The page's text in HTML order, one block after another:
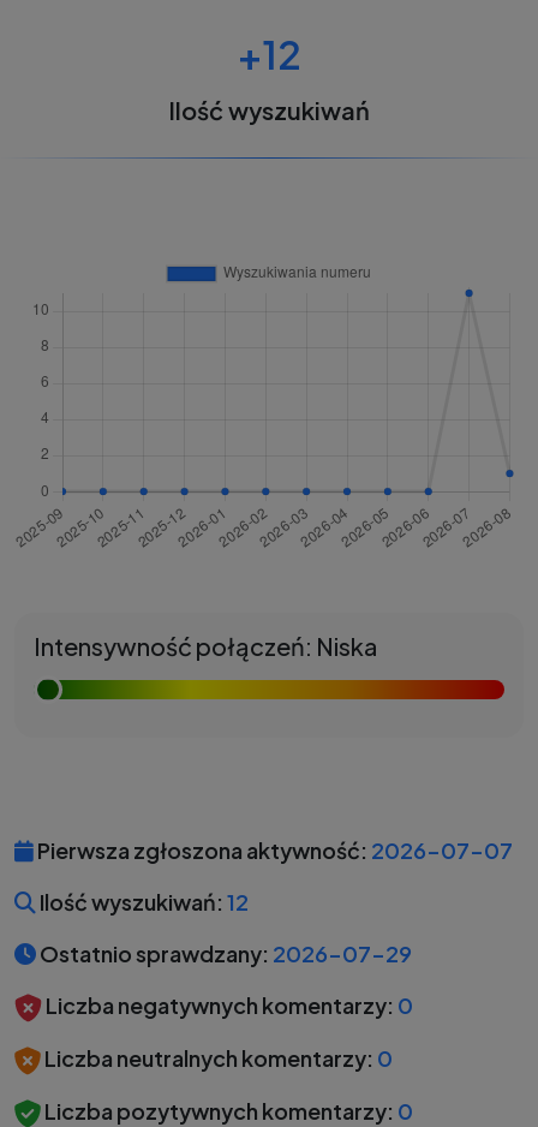
+12
Ilość wyszukiwań
Intensywność połączeń: Niska
Pierwsza zgłoszona aktywność: 2026-07-07
Ilość wyszukiwań: 12
Ostatnio sprawdzany: 2026-07-29
Liczba negatywnych komentarzy: 0
Liczba neutralnych komentarzy: 0
Liczba pozytywnych komentarzy: 0